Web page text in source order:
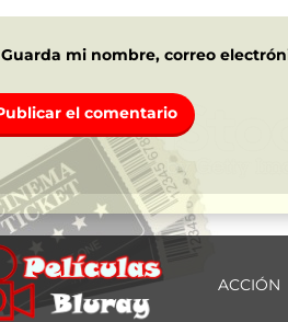
Guarda mi nombre, correo
ACCIÓN